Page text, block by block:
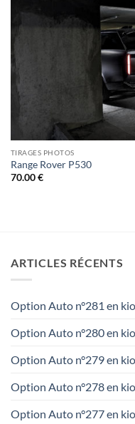
TIRAGES PHOTOS
Range Rover P530
70.00€
ARTICLES RÉCENTS
Option Auto n°281 en
Option Auto n°280 en
Option Auto n°279 en
Option Auto n°278 en
Option Auto n°277 en